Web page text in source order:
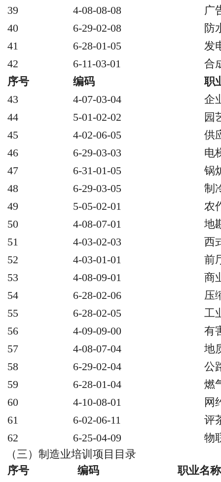
39 4-08-08-08
广
40
6-29-02-08
防
41
6-28-01-05
发
42
6-11-03-01
合
序号
编码
职
43
4-07-03-04
企
44
5-01-02-02
园
45
4-02-06-05
供
46
6-29-03-03
电
47
6-31-01-05
锅
48
6-29-03-05
制
49
5-05-02-01
农
50
4-08-07-01
地
51
4-03-02-03
西
52
4-03-01-01
前
53
4-08-09-01
商
54
6-28-02-06
压
55
6-28-02-05
工
56
4-09-09-00
有
57
4-08-07-04
地
58
6-29-02-04
公
59
6-28-01-04
燃
60
4-10-08-01
网
61
6-02-06-11
评
62
6-25-04-09
物
（三）制造业培训项目目录
序号
编码
职业名